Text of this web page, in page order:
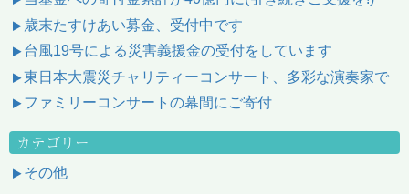
歳末たすけあい募金、受付中です
台風19号による災害義援金の受付をしています
東日本大震災チャリティーコンサート、多彩な演奏家で
ファミリーコンサートの幕間にご寄付
カテゴリー
その他